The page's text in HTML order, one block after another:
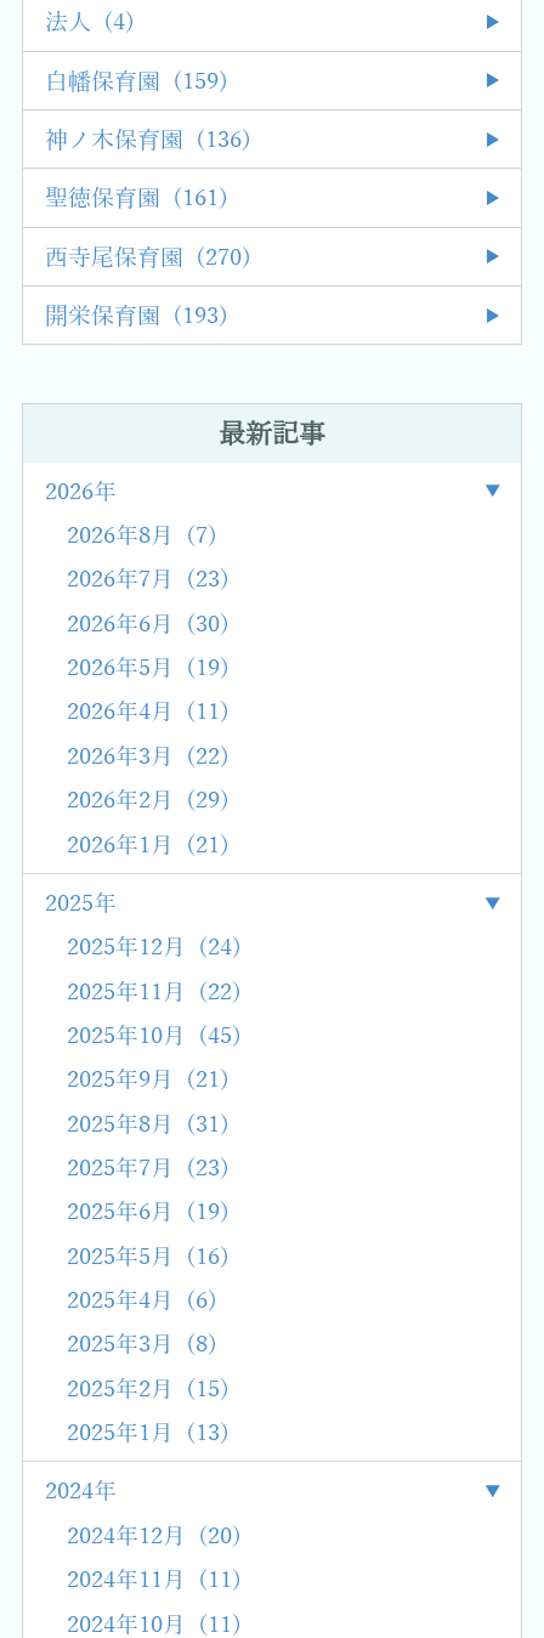
法人 (4)
白幡保育園 (159)
神ノ木保育園 (136)
聖徳保育園 (161)
西寺尾保育園 (270)
開栄保育園 (193)
最新記事
2026年
2026年8月 (7)
2026年7月 (23)
2026年6月 (30)
2026年5月 (19)
2026年4月 (11)
2026年3月 (22)
2026年2月 (29)
2026年1月 (21)
2025年
2025年12月 (24)
2025年11月 (22)
2025年10月 (45)
2025年9月 (21)
2025年8月 (31)
2025年7月 (23)
2025年6月 (19)
2025年5月 (16)
2025年4月 (6)
2025年3月 (8)
2025年2月 (15)
2025年1月 (13)
2024年
2024年12月 (20)
2024年11月 (11)
2024年10月 (11)